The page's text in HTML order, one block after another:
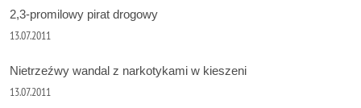
2,3-promilowy pirat drogowy
13.07.2011
Nietrzeźwy wandal z narkotykami w kieszeni
13.07.2011